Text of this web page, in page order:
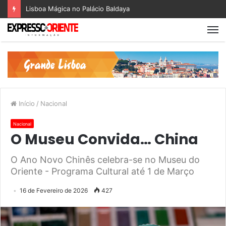
Lisboa Mágica no Palácio Baldaya
Início / Nacional
Nacional
O Museu Convida… China
O Ano Novo Chinês celebra-se no Museu do
Oriente - Programa Cultural até 1 de Março
16 de Fevereiro de 2026 427